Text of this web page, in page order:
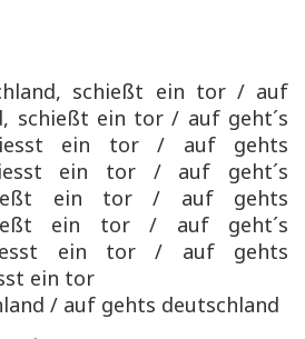
schießt ein tor / auf
schießt ein tor / auf geht´s
ein tor / auf gehts
ein tor / auf geht´s
ein tor / auf gehts
ein tor / auf geht´s
ein tor / auf gehts
ein tor
/ auf gehts deutschland